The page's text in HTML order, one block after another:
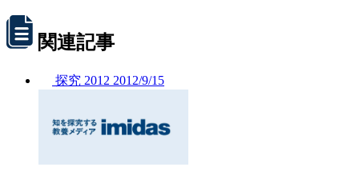
関連記事
探究 2012 2012/9/15